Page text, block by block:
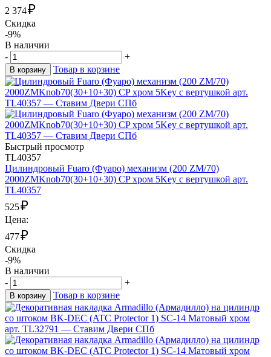
2 374₽
Скидка
-9%
В наличии
-
+
В корзину Товар в корзине
Быстрый просмотр
TL40357
Цилиндровый Fuaro (Фуаро) механизм (200 ZM/70)
2000ZMKnob70(30+10+30) CP хром 5Key с вертушкой арт.
TL40357
525₽
Цена:
477₽
Скидка
-9%
В наличии
-
+
В корзину Товар в корзине